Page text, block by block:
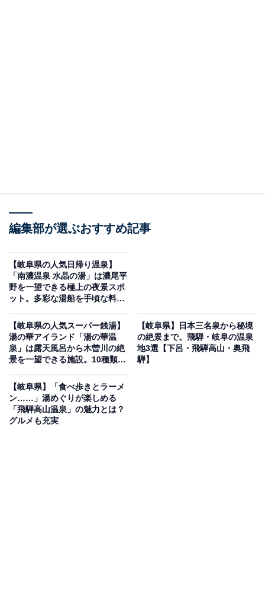
るAll About発のニュースメディアです。お金や仕事、恋愛、ITに関
する疑問に対して専門家が分かりやすく回答するほか、エンタメ情
報やSNSで話題のトピックスを紹介しています。
「天然温泉 三峰」は豊かな自然に囲まれた和のオ
アシス
天然温泉アルカリ単純泉のお湯が楽しめる露天風呂をは
じめ、檜風呂や源泉かけ流し温泉、高濃度炭酸泉など多
彩な湯船が揃っています。サウナは自動熱風で発汗を促
ナ、天然地下水の水風呂を完備。お食事処〈季〉では、
落ち着いた和の空間で飛騨牛鉄板焼き定食などの季節の
お料理を堪能できます。
編集部が選ぶおすすめ記事
【岐阜県の人気日帰り温泉】
「南濃温泉 水晶の湯」は濃尾平
野を一望できる極上の夜景スポ
ット。多彩な湯船を手頃な料金
【岐阜県の人気スーパー銭湯】
湯の華アイランド「湯の華温
泉」は露天風呂から木曽川の絶
景を一望できる施設。10種類の
【岐阜県】日本三名泉から秘境
の絶景まで。飛騨・岐阜の温泉
地3選【下呂・飛騨高山・奥飛
騨】
【岐阜県】「食べ歩きとラーメ
ン……」湯めぐりが楽しめる
「飛騨高山温泉」の魅力とは？
グルメも充実